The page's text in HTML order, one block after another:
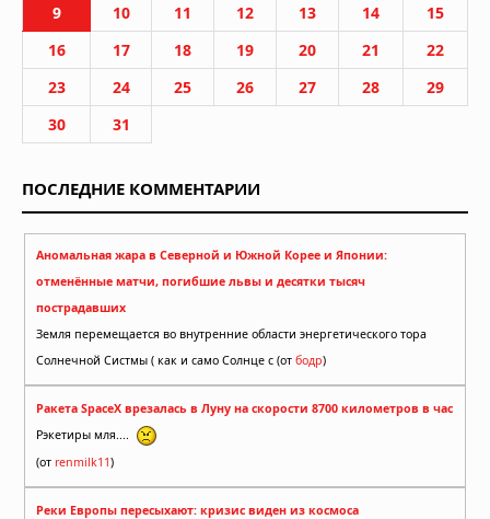
9
10 11 12 13 14
15
16
17 18 19 20 21
22
23
24 25 26 27 28
29
30
31
ПОСЛЕДНИЕ КОММЕНТАРИИ
Аномальная жара в Северной и Южной Корее и Японии:
отменённые матчи, погибшие львы и десятки тысяч
пострадавших
Земля перемещается во внутренние области энергетического тора
Солнечной Систмы ( как и само Солнце с (от бодр)
Ракета SpaceX врезалась в Луну на скорости 8700 километров в час
Рэкетиры мля....
(от renmilk11)
Реки Европы пересыхают: кризис виден из космоса